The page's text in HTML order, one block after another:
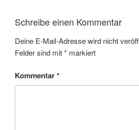
Schreibe einen Kommentar
Deine E-Mail-Adresse wird nicht
Felder sind mit* markiert
Kommentar*